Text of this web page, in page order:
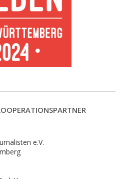
e.V.